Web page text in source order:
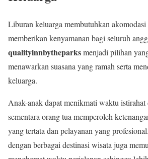
Liburan keluarga membutuhkan
memberikan kenyamanan bagi seluruh
qualityinnbytheparksmenjadi pilihan
menawarkan suasana yang ramah serta
keluarga.
Anak-anak dapat menikmati waktu istirahat
sementara orang tua memperoleh
yang tertata dan pelayanan yang
dengan berbagai destinasi wisata juga